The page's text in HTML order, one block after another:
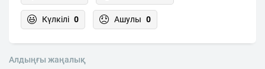
Күлкілі 0 Ашулы 0
Алдыңғы жаңалық